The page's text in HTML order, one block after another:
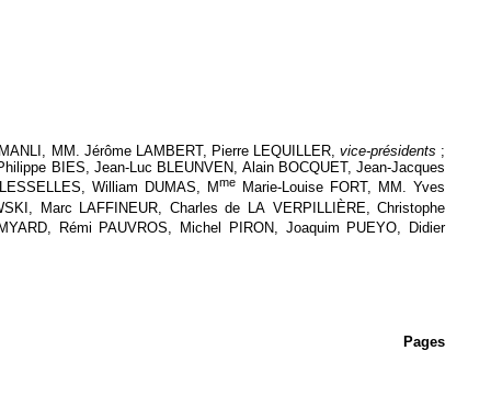
MM. Jérôme LAMBERT, Pierre LEQUILLER,vice-présidents ;
BIES, Jean-Luc BLEUNVEN, Alain BOCQUET, Jean-Jacques
William DUMAS, MmeMarie-Louise FORT, MM. Yves
Marc LAFFINEUR, Charles de LA VERPILLIÈRE, Christophe
Rémi PAUVROS, Michel PIRON, Joaquim PUEYO, Didier
Pages